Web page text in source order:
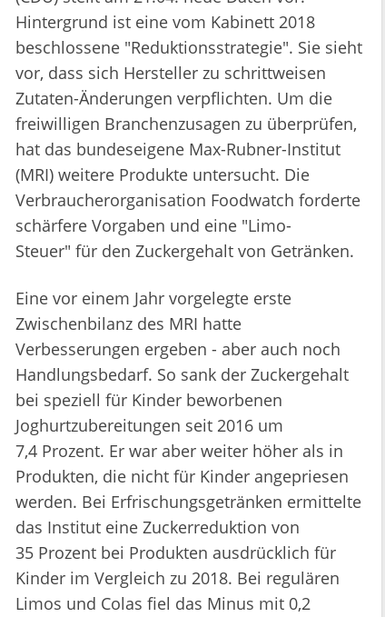
Hintergrund ist eine vom Kabinett 2018
beschlossene "Reduktionsstrategie". Sie sieht
vor, dass sich Hersteller zu schrittweisen
Zutaten-Änderungen verpflichten. Um die
freiwilligen Branchenzusagen zu überprüfen,
hat das bundeseigene Max-Rubner-Institut
(MRI) weitere Produkte untersucht. Die
Verbraucherorganisation Foodwatch forderte
schärfere Vorgaben und eine "Limo-
Steuer" für den Zuckergehalt von Getränken.
Eine vor einem Jahr vorgelegte erste
Zwischenbilanz des MRI hatte
Verbesserungen ergeben - aber auch noch
Handlungsbedarf. So sank der Zuckergehalt
bei speziell für Kinder beworbenen
Joghurtzubereitungen seit 2016 um
7,4 Prozent. Er war aber weiter höher als in
Produkten, die nicht für Kinder angepriesen
werden. Bei Erfrischungsgetränken ermittelte
das Institut eine Zuckerreduktion von
35 Prozent bei Produkten ausdrücklich für
Kinder im Vergleich zu 2018. Bei regulären
Limos und Colas fiel das Minus mit 0,2